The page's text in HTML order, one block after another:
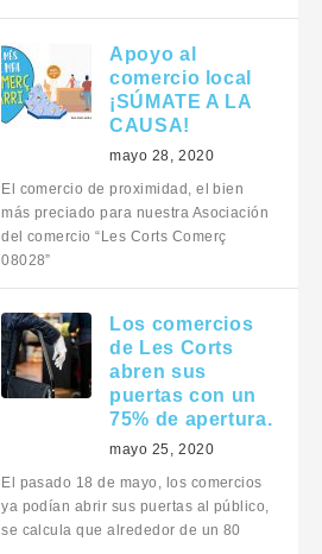
Apoyo al
comercio local
¡SÚMATE A LA
CAUSA!
mayo 28, 2020
El comercio de proximidad, el bien
más preciado para nuestra Asociación
del comercio “Les Corts Comerç
08028”
Los comercios
de Les Corts
abren sus
puertas con un
75% de apertura.
mayo 25, 2020
El pasado 18 de mayo, los comercios
ya podían abrir sus puertas al público,
se calcula que alrededor de un 80